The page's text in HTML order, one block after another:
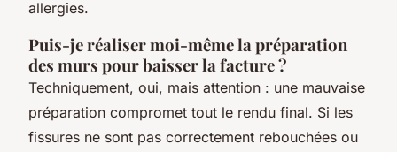
allergies.
Puis-je réaliser moi-même la préparation
des murs pour baisser la facture ?
Techniquement, oui, mais attention : une mauvaise
préparation compromet tout le rendu final. Si les
fissures ne sont pas correctement rebouchées ou